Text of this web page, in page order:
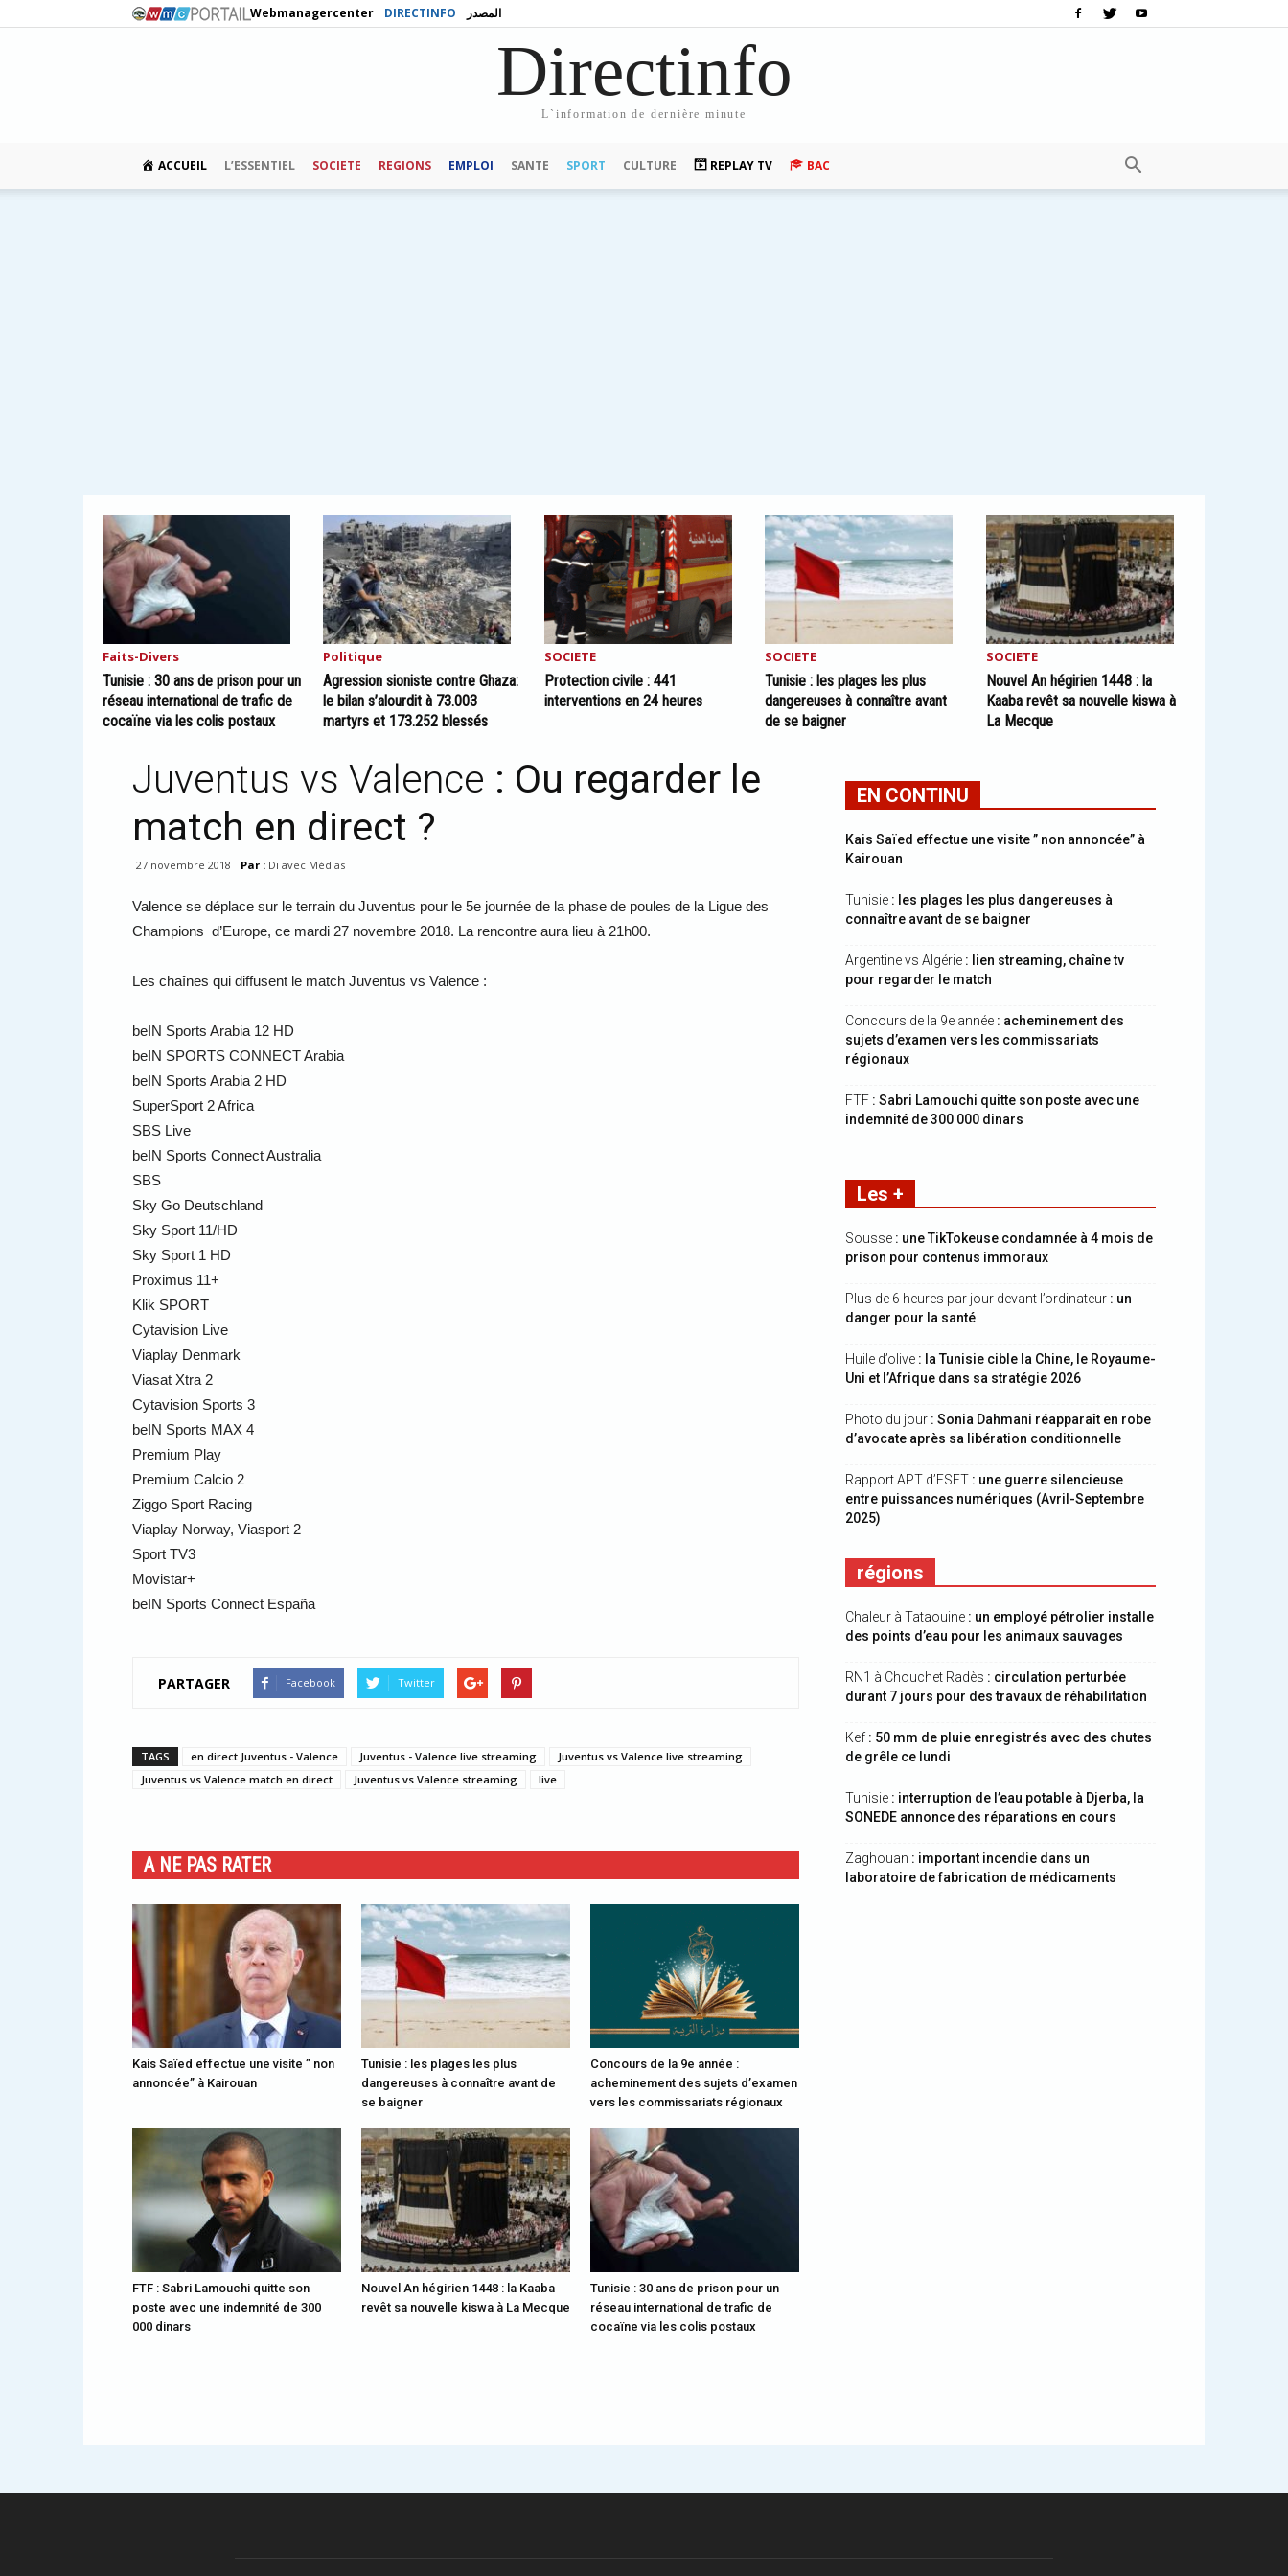
Webmanagercenter DIRECTINFO المصدر
Directinfo
L`information de dernière minute
ACCUEIL L’ESSENTIEL SOCIETE REGIONS EMPLOI SANTE SPORT CULTURE REPLAY TV BAC
Faits-Divers
Tunisie : 30 ans de prison pour un
réseau international de trafic de
cocaïne via les colis postaux
Politique
Agression sioniste contre Ghaza:
le bilan s’alourdit à 73.003
martyrs et 173.252 blessés
SOCIETE
Protection civile : 441
interventions en 24 heures
SOCIETE
Tunisie : les plages les plus
dangereuses à connaître avant
de se baigner
SOCIETE
Nouvel An hégirien 1448 : la
Kaaba revêt sa nouvelle kiswa à
La Mecque
Juventus vs Valence : Ou regarder le
match en direct ?
27 novembre 2018 Par : Di avec Médias
Valence se déplace sur le terrain du Juventus pour le 5e journée de la phase de poules de la Ligue des
Champions d’Europe, ce mardi 27 novembre 2018. La rencontre aura lieu à 21h00.
Les chaînes qui diffusent le match Juventus vs Valence :
beIN Sports Arabia 12 HD
beIN SPORTS CONNECT Arabia
beIN Sports Arabia 2 HD
SuperSport 2 Africa
SBS Live
beIN Sports Connect Australia
SBS
Sky Go Deutschland
Sky Sport 11/HD
Sky Sport 1 HD
Proximus 11+
Klik SPORT
Cytavision Live
Viaplay Denmark
Viasat Xtra 2
Cytavision Sports 3
beIN Sports MAX 4
Premium Play
Premium Calcio 2
Ziggo Sport Racing
Viaplay Norway, Viasport 2
Sport TV3
Movistar+
beIN Sports Connect España
PARTAGER Facebook Twitter
TAGS en direct Juventus - Valence Juventus - Valence live streaming
Juventus vs Valence live streaming
Juventus vs Valence match en direct
Juventus vs Valence streaming live
A NE PAS RATER
Kais Saïed effectue une visite ” non
annoncée” à Kairouan
Tunisie : les plages les plus
dangereuses à connaître avant de
se baigner
Concours de la 9e année :
acheminement des sujets d’examen
vers les commissariats régionaux
FTF : Sabri Lamouchi quitte son
poste avec une indemnité de 300
000 dinars
Nouvel An hégirien 1448 : la Kaaba
revêt sa nouvelle kiswa à La Mecque
Tunisie : 30 ans de prison pour un
réseau international de trafic de
cocaïne via les colis postaux
EN CONTINU
Kais Saïed effectue une visite ” non annoncée” à
Kairouan
Tunisie : les plages les plus dangereuses à
connaître avant de se baigner
Argentine vs Algérie : lien streaming, chaîne tv
pour regarder le match
Concours de la 9e année : acheminement des
sujets d’examen vers les commissariats
régionaux
FTF : Sabri Lamouchi quitte son poste avec une
indemnité de 300 000 dinars
Les +
Sousse : une TikTokeuse condamnée à 4 mois de
prison pour contenus immoraux
Plus de 6 heures par jour devant l’ordinateur : un
danger pour la santé
Huile d’olive : la Tunisie cible la Chine, le Royaume-
Uni et l’Afrique dans sa stratégie 2026
Photo du jour : Sonia Dahmani réapparaît en robe
d’avocate après sa libération conditionnelle
Rapport APT d’ESET : une guerre silencieuse
entre puissances numériques (Avril-Septembre
2025)
régions
Chaleur à Tataouine : un employé pétrolier installe
des points d’eau pour les animaux sauvages
RN1 à Chouchet Radès : circulation perturbée
durant 7 jours pour des travaux de réhabilitation
Kef : 50 mm de pluie enregistrés avec des chutes
de grêle ce lundi
Tunisie : interruption de l’eau potable à Djerba, la
SONEDE annonce des réparations en cours
Zaghouan : important incendie dans un
laboratoire de fabrication de médicaments